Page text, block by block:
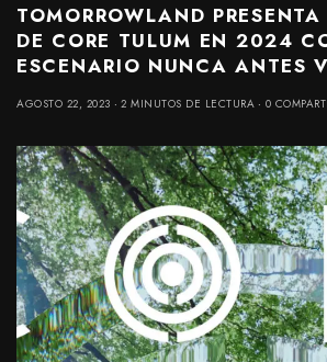
TOMORROWLAND PRESENTA
DE CORE TULUM EN 2024
ESCENARIO NUNCA ANTES
AGOSTO 22, 2023 2 MINUTOS DE LECTURA 0